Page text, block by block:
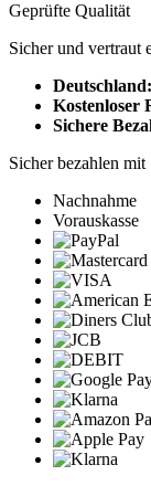
Geprüfte Qualität
Sicher und vertraut
Kostenloser
Sichere
Sicher bezahlen mit
Nachnahme
Vorauskasse